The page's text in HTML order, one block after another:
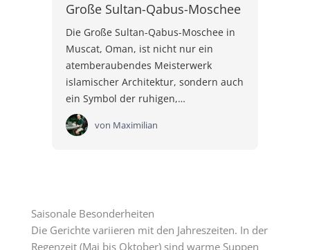
Große Sultan-Qabus-Moschee
Die Große Sultan-Qabus-Moschee in
Muscat, Oman, ist nicht nur ein
atemberaubendes Meisterwerk
islamischer Architektur, sondern auch
ein Symbol der ruhigen,…
von Maximilian
Saisonale Besonderheiten
Die Gerichte variieren mit den Jahreszeiten. In der
Regenzeit (Mai bis Oktober) sind warme Suppen